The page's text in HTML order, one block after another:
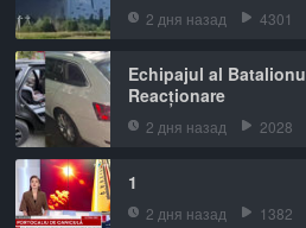
2 дня назад 4301
Echipajul al
Reacționare
2 дня назад 2028
1
2 дня назад 1382